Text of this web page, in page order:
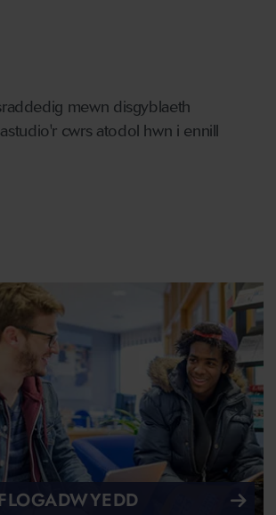
mewn disgyblaeth
cwrs atodol hwn i ennill